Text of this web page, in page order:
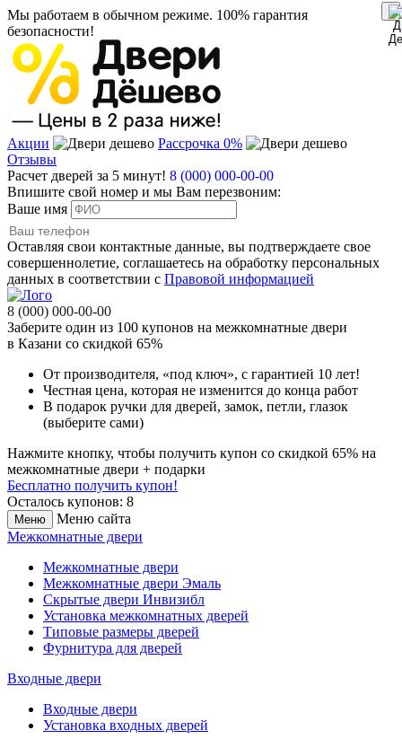
Мы работаем в обычном режиме. 100% гарантия
безопасности!
Акции
Рассрочка 0%
Отзывы
Расчет дверей за 5 минут! 8 (000) 000-00-00
Впишите свой номер и мы Вам перезвоним:
Ваше имя
Оставляя свои контактные данные, вы подтверждаете свое
совершеннолетие, соглашаетесь на обработку персональных
данных в соответствии с Правовой информацией
8 (000) 000-00-00
Заберите один из 100 купонов на межкомнатные двери
в Казани со скидкой 65%
От производителя, «под ключ», с гарантией 10 лет!
Честная цена, которая не изменится до конца работ
В подарок ручки для дверей, замок, петли, глазок
(выберите сами)
Нажмите кнопку, чтобы получить купон со скидкой 65% на
межкомнатные двери + подарки
Бесплатно получить купон!
Осталось купонов: 8
Меню
Меню сайта
Межкомнатные двери
Межкомнатные двери
Межкомнатные двери Эмаль
Скрытые двери Инвизибл
Установка межкомнатных дверей
Типовые размеры дверей
Фурнитура для дверей
Входные двери
Входные двери
Установка входных дверей